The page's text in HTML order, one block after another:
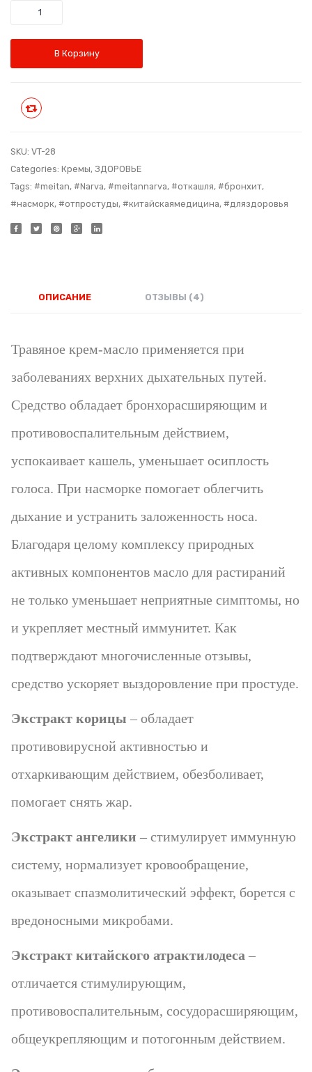
Количество
В Корзину
SKU: VT-28
Categories: Кремы, ЗДОРОВЬЕ
Tags: #meitan, #Narva, #meitannarva, #откашля, #бронхит,
#насморк, #отпростуды, #китайскаямедицина, #дляздоровья
ОПИСАНИЕ ОТЗЫВЫ (4)
Травяное крем-масло применяется при
заболеваниях верхних дыхательных путей.
Средство обладает бронхорасширяющим и
противовоспалительным действием,
успокаивает кашель, уменьшает осиплость
голоса. При насморке помогает облегчить
дыхание и устранить заложенность носа.
Благодаря целому комплексу природных
активных компонентов масло для растираний
не только уменьшает неприятные симптомы, но
и укрепляет местный иммунитет. Как
подтверждают многочисленные отзывы,
средство ускоряет выздоровление при простуде.
Экстракт корицы – обладает
противовирусной активностью и
отхаркивающим действием, обезболивает,
помогает снять жар.
Экстракт ангелики – стимулирует иммунную
систему, нормализует кровообращение,
оказывает спазмолитический эффект, борется с
вредоносными микробами.
Экстракт китайского атрактилодеса –
отличается стимулирующим,
противовоспалительным, сосудорасширяющим,
общеукрепляющим и потогонным действием.